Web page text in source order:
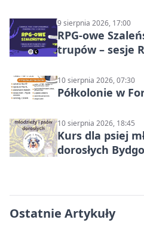
9 sierpnia 2026, 17:00
RPG-owe
trupów – sesje
10 sierpnia 2026, 07:30
Półkolonie w
10 sierpnia 2026, 18:45
Kurs dla psiej
dorosłych
Ostatnie Artykuły